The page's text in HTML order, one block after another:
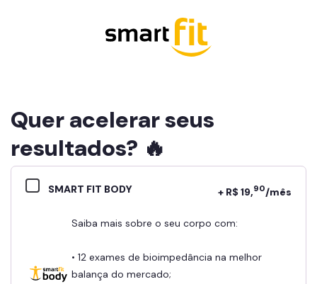
Quer acelerar seus
resultados? 🔥
SMART FIT BODY + R$ 19,90/mês
Saiba mais sobre o seu corpo com:
• 12 exames de bioimpedância na melhor
balança do mercado;